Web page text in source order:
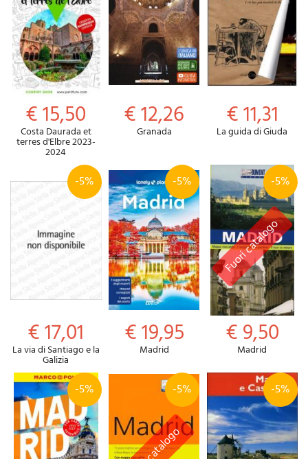
€ 15,50
Costa Daurada et
terres d'Elbre 2023-
2024
€ 12,26
Granada
€ 11,31
La guida di Giuda
-5%
€ 17,01
La via di Santiago e la
Galizia
-5%
€ 19,95
Madrid
-5%
€ 9,50
Madrid
-5% -5% -5%